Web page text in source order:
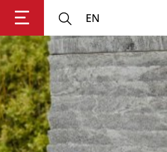
Anmelden Impressum
EN